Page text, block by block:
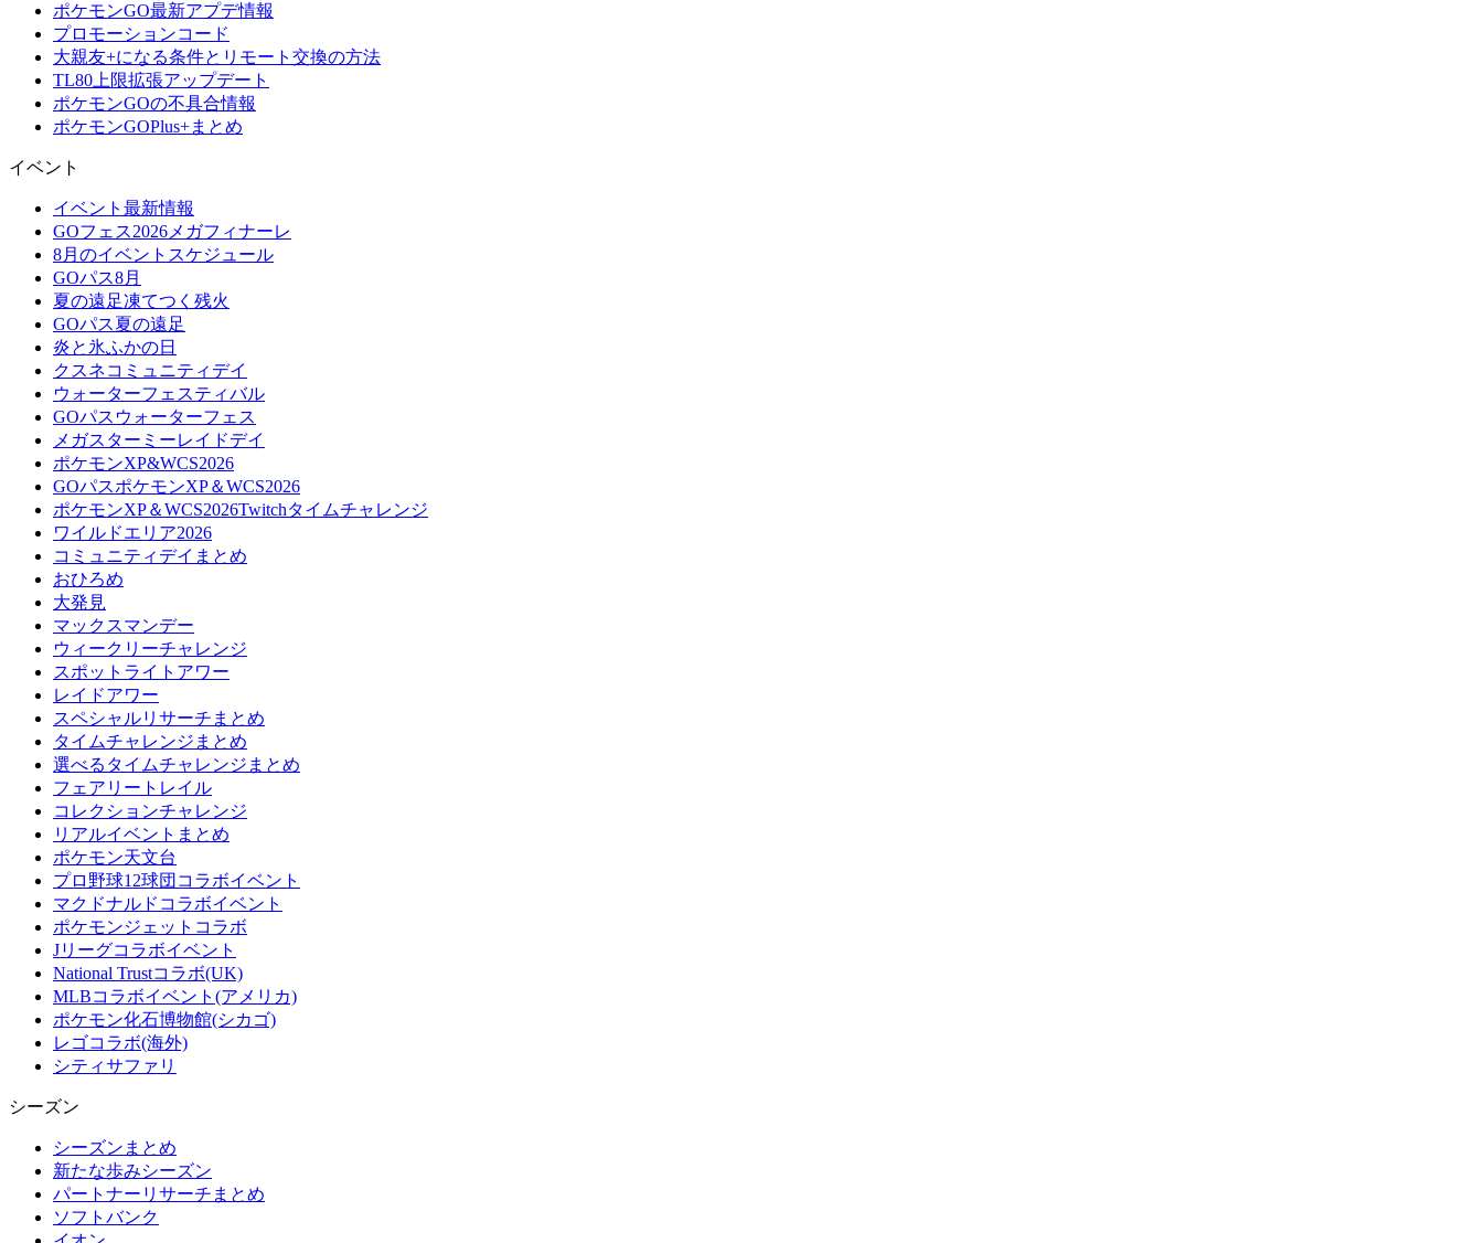
ポケモンGO最新アプデ情報
プロモーションコード
大親友+になる条件とリモート交換の方法
TL80上限拡張アップデート
ポケモンGOの不具合情報
ポケモンGOPlus+まとめ
イベント
イベント最新情報
GOフェス2026メガフィナーレ
8月のイベントスケジュール
GOパス8月
夏の遠足凍てつく残火
GOパス夏の遠足
炎と氷ふかの日
クスネコミュニティデイ
ウォーターフェスティバル
GOパスウォーターフェス
メガスターミーレイドデイ
ポケモンXP&WCS2026
GOパスポケモンXP＆WCS2026
ポケモンXP＆WCS2026Twitchタイムチャレンジ
ワイルドエリア2026
コミュニティデイまとめ
おひろめ
大発見
マックスマンデー
ウィークリーチャレンジ
スポットライトアワー
レイドアワー
スペシャルリサーチまとめ
タイムチャレンジまとめ
選べるタイムチャレンジまとめ
フェアリートレイル
コレクションチャレンジ
リアルイベントまとめ
ポケモン天文台
プロ野球12球団コラボイベント
マクドナルドコラボイベント
ポケモンジェットコラボ
Jリーグコラボイベント
National Trustコラボ(UK)
MLBコラボイベント(アメリカ)
ポケモン化石博物館(シカゴ)
レゴコラボ(海外)
シティサファリ
シーズン
シーズンまとめ
新たな歩みシーズン
パートナーリサーチまとめ
ソフトバンク